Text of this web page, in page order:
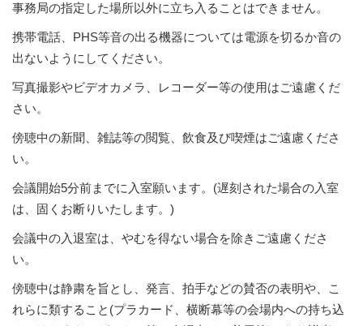
事務局の指定した場所以外に立ち入ることはできません。
携帯電話、PHS等音の出る機器については電源を切るか音の
出ないようにしてください。
写真撮影やビデオカメラ、レコーダー等の使用はご遠慮くだ
さい。
傍聴中の新聞、雑誌等の閲覧、飲食及び喫煙はご遠慮くださ
い。
会議開始5分前までに入室願います。(遅刻された場合の入室
は、固くお断りいたします。)
会議中の入退室は、やむを得ない場合を除きご遠慮くださ
い。
傍聴中は静粛を旨とし、発言、拍手などの賛否の表明や、こ
れらに類すること(プラカード、横断幕等の会場内への持ち込